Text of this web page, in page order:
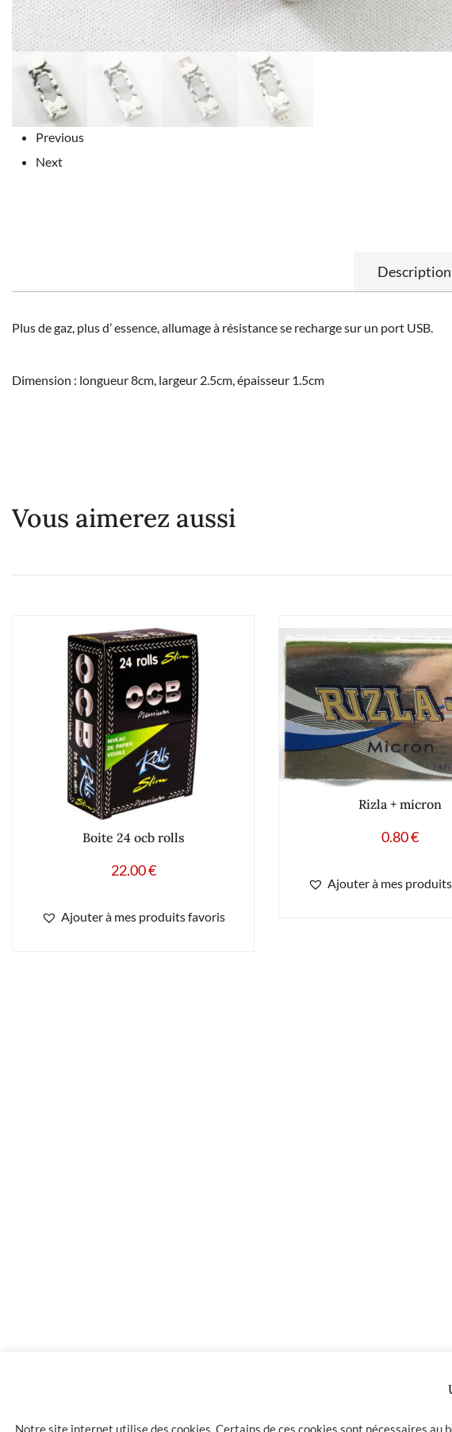
Previous
Next
Description
Plus de gaz, plus d’ essence, allumage à résistance se recharge sur un port USB.
Dimension : longueur 8cm, largeur 2.5cm, épaisseur 1.5cm
Vous aimerez aussi
Boite 24 ocb rolls
22.00€
Ajouter à mes produits favoris
Rizla + micron
0.80€
Ajouter à mes
Notre site internet utilise des cookies. Certains de ces cookies sont nécessaires